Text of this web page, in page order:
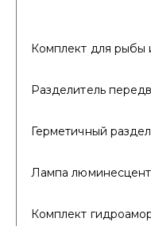
Комплект для рыбы
Разделитель
Герметичный
Лампа
Комплект